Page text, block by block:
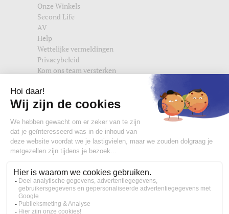
Onze Winkels
Second Life
AV
Help
Wettelijke vermeldingen
Privacybeleid
Kom ons team versterken
Vind ons ook terug op enedisac.nl.
Word lid van de edisac community :
Wat onze klanten denken